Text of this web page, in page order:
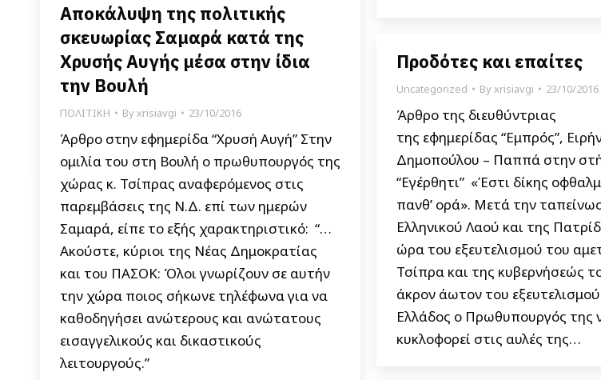
Αποκάλυψη της πολιτικής
σκευωρίας Σαμαρά κατά της
Χρυσής Αυγής μέσα στην ίδια
την Βουλή
ΠΟΛΙΤΙΚΗ Byxrisiavgi 23/10/2016
Άρθρο στην εφημερίδα “Χρυσή Αυγή” Στην
ομιλία του στη Βουλή ο πρωθυπουργός της
χώρας κ. Τσίπρας αναφερόμενος στις
παρεμβάσεις της Ν.Δ. επί των ημερών
Σαμαρά, είπε το εξής χαρακτηριστικό: “…
Ακούστε, κύριοι της Νέας Δημοκρατίας
και του ΠΑΣΟΚ: Όλοι γνωρίζουν σε αυτήν
την χώρα ποιος σήκωνε τηλέφωνα για να
καθοδηγήσει ανώτερους και ανώτατους
εισαγγελικούς και δικαστικούς
λειτουργούς.”
Προδότες και επαίτες
Uncategorized Byxrisiavgi 23/10/2016
Άρθρο της διευθύντριας
της εφημερίδας “Εμπρός”,
Δημοπούλου – Παππά στην
“Εγέρθητι” «Έστι δίκης
πανθ’ ορά». Μετά την
Ελληνικού Λαού και της
ώρα του εξευτελισμού του
Τσίπρα και της κυβερνήσεώς
άκρον άωτον του
Ελλάδος ο Πρωθυπουργός της
κυκλοφορεί στις αυλές της…